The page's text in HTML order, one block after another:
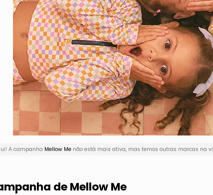
A campanha Mellow Me não está mais ativa, mas temos outras marcas na
de Mellow Me